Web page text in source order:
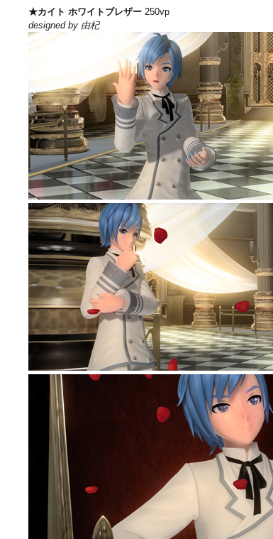
★カイト ホワイトブレザー 250vp
designed by 由杞